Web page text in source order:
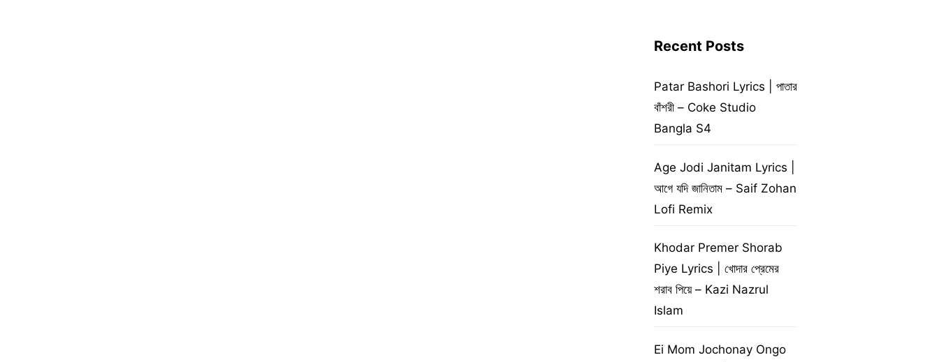
Recent Posts
Patar Bashori Lyrics | পাতার
বাঁশরী – Coke Studio
Bangla S4
Age Jodi Janitam Lyrics |
আগে যদি জানিতাম – Saif Zohan
Lofi Remix
Khodar Premer Shorab
Piye Lyrics | খোদার প্রেমের
শরাব পিয়ে – Kazi Nazrul
Islam
Ei Mom Jochonay Ongo